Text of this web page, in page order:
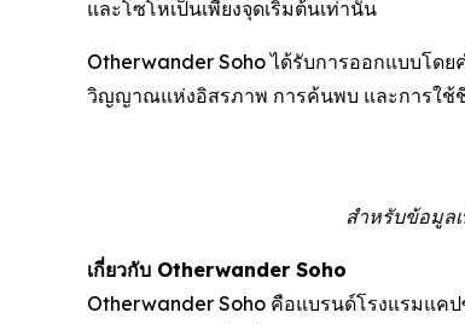
และโซโหเป็นเพียงจุดเริ่มต้นเท่านั้น
Otherwander Soho ได้รับการออกแบบโดย
วิญญาณแห่งอิสรภาพ การค้นพบ และการใช้ชี
สำหรับข้อมูล
เกี่ยวกับ Otherwander Soho
Otherwander Soho คือแบรนด์โรงแรมแค